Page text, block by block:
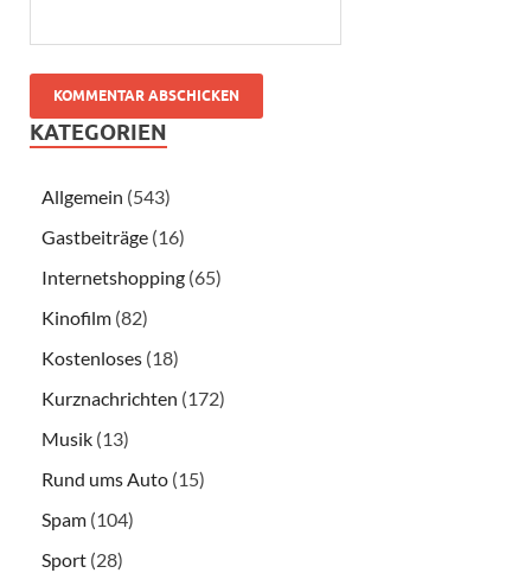
KATEGORIEN
Allgemein (543)
Gastbeiträge (16)
Internetshopping (65)
Kinofilm (82)
Kostenloses (18)
Kurznachrichten (172)
Musik (13)
Rund ums Auto (15)
Spam (104)
Sport (28)